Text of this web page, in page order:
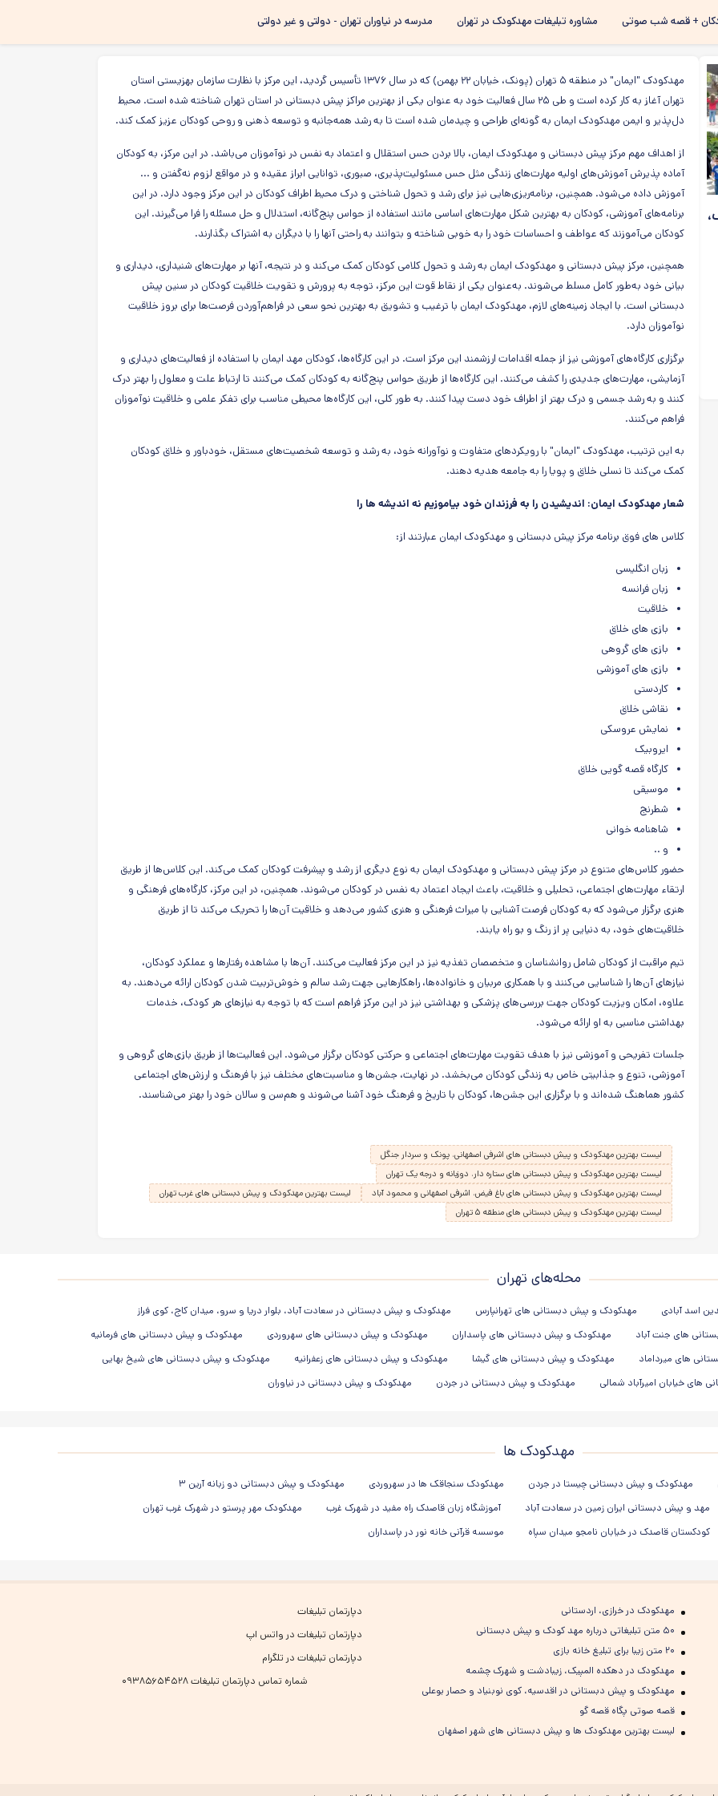
محتوای
اصلی
+ قصه شب صوتی مشاوره تبلیغات مهدکودک در تهران مدرسه در نیاوران تهران - دولتی و غیر دولتی
مهدکودک "ایمان" در منطقه ۵ تهران (پونک، خیابان ۲۲ بهمن) که در سال ۱۳۷۶ تأسیس گردید، این مرکز با نظارت سازمان بهزیستی استان
تهران آغاز به کار کرده است و طی ۲۵ سال فعالیت خود به عنوان یکی از بهترین مراکز پیش دبستانی در استان تهران شناخته شده است. محیط
دل‌پذیر و ایمن مهدکودک ایمان به گونه‌ای طراحی و چیدمان شده است تا به رشد همه‌جانبه و توسعه ذهنی و روحی کودکان عزیز کمک کند.
از اهداف مهم مرکز پیش دبستانی و مهدکودک ایمان، بالا بردن حس استقلال و اعتماد به نفس در نوآموزان می‌باشد. در این مرکز، به کودکان
آماده پذیرش آموزش‌های اولیه مهارت‌های زندگی مثل حس مسئولیت‌پذیری، صبوری، توانایی ابراز عقیده و در مواقع لزوم نه‌گفتن و ...
آموزش داده می‌شود. همچنین، برنامه‌ریزی‌هایی نیز برای رشد و تحول شناختی و درک محیط اطراف کودکان در این مرکز وجود دارد. در این
برنامه‌های آموزشی، کودکان به بهترین شکل مهارت‌های اساسی مانند استفاده از حواس پنج‌گانه، استدلال و حل مسئله را فرا می‌گیرند. این
کودکان می‌آموزند که عواطف و احساسات خود را به خوبی شناخته و بتوانند به راحتی آنها را با دیگران به اشتراک بگذارند.
همچنین، مرکز پیش دبستانی و مهدکودک ایمان به رشد و تحول کلامی کودکان کمک می‌کند و در نتیجه، آنها بر مهارت‌های شنیداری، دیداری و
بیانی خود به‌طور کامل مسلط می‌شوند. به‌عنوان یکی از نقاط قوت این مرکز، توجه به پرورش و تقویت خلاقیت کودکان در سنین پیش
دبستانی است. با ایجاد زمینه‌های لازم، مهدکودک ایمان با ترغیب و تشویق به بهترین نحو سعی در فراهم‌آوردن فرصت‌ها برای بروز خلاقیت
نوآموزان دارد.
برگزاری کارگاه‌های آموزشی نیز از جمله اقدامات ارزشمند این مرکز است. در این کارگاه‌ها، کودکان مهد ایمان با استفاده از فعالیت‌های دیداری و
آزمایشی، مهارت‌های جدیدی را کشف می‌کنند. این کارگاه‌ها از طریق حواس پنج‌گانه به کودکان کمک می‌کنند تا ارتباط علت و معلول را بهتر درک
کنند و به رشد جسمی و درک بهتر از اطراف خود دست پیدا کنند. به طور کلی، این کارگاه‌ها محیطی مناسب برای تفکر علمی و خلاقیت نوآموزان
فراهم می‌کنند.
به این ترتیب، مهدکودک "ایمان" با رویکرد‌های متفاوت و نوآورانه خود، به رشد و توسعه شخصیت‌های مستقل، خودباور و خلاق کودکان
کمک می‌کند تا نسلی خلاق و پویا را به جامعه هدیه دهند.
شعار مهدکودک ایمان: اندیشیدن را به فرزندان خود بیاموزیم نه اندیشه ها را
کلاس های فوق برنامه مرکز پیش دبستانی و مهدکودک ایمان عبارتند از:
زبان انگلیسی
زبان فرانسه
خلاقیت
بازی های خلاق
بازی های گروهی
بازی های آموزشی
کاردستی
نقاشی خلاق
نمایش عروسکی
ایروبیک
کارگاه قصه گویی خلاق
موسیقی
شطرنج
شاهنامه خوانی
و ..
حضور کلاس‌های متنوع در مرکز پیش دبستانی و مهدکودک ایمان به نوع دیگری از رشد و پیشرفت کودکان کمک می‌کند. این کلاس‌ها از طریق
ارتقاء مهارت‌های اجتماعی، تحلیلی و خلاقیت، باعث ایجاد اعتماد به نفس در کودکان می‌شوند. همچنین، در این مرکز، کارگاه‌های فرهنگی و
هنری برگزار می‌شود که به کودکان فرصت آشنایی با میراث فرهنگی و هنری کشور می‌دهد و خلاقیت آن‌ها را تحریک می‌کند تا از طریق
خلاقیت‌های خود، به دنیایی پر از رنگ و بو راه یابند.
تیم مراقبت از کودکان شامل روانشناسان و متخصصان تغذیه نیز در این مرکز فعالیت می‌کنند. آن‌ها با مشاهده رفتارها و عملکرد کودکان،
نیازهای آن‌ها را شناسایی می‌کنند و با همکاری مربیان و خانواده‌ها، راهکارهایی جهت رشد سالم و خوش‌تربیت شدن کودکان ارائه می‌دهند. به
علاوه، امکان ویزیت کودکان جهت بررسی‌های پزشکی و بهداشتی نیز در این مرکز فراهم است که با توجه به نیازهای هر کودک، خدمات
بهداشتی مناسبی به او ارائه می‌شود.
جلسات تفریحی و آموزشی نیز با هدف تقویت مهارت‌های اجتماعی و حرکتی کودکان برگزار می‌شود. این فعالیت‌ها از طریق بازی‌های گروهی و
آموزشی، تنوع و جذابیتی خاص به زندگی کودکان می‌بخشد. در نهایت، جشن‌ها و مناسبت‌های مختلف نیز با فرهنگ و ارزش‌های اجتماعی
کشور هماهنگ شده‌اند و با برگزاری این جشن‌ها، کودکان با تاریخ و فرهنگ خود آشنا می‌شوند و هم‌سن و سالان خود را بهتر می‌شناسند.
لیست بهترین مهدکودک و پیش دبستانی های اشرفی اصفهانی، پونک و سردار جنگل
لیست بهترین مهدکودک و پیش دبستانی های ستاره دار، دوزبانه و درجه یک تهران
لیست بهترین مهدکودک و پیش دبستانی های باغ فیض، اشرفی اصفهانی و محمود آباد
لیست بهترین مهدکودک و پیش دبستانی های غرب تهران
لیست بهترین مهدکودک و پیش دبستانی های منطقه ۵ تهران
محله‌های تهران
اسد آبادی مهدکودک و پیش دبستانی های تهرانپارس
مهدکودک و پیش دبستانی در سعادت آباد، بلوار دریا و سرو، میدان کاج، کوی فراز
های جنت آباد مهدکودک و پیش دبستانی های پاسداران مهدکودک و پیش دبستانی های سهروردی
مهدکودک و پیش دبستانی های فرمانیه
های میرداماد مهدکودک و پیش دبستانی های گیشا مهدکودک و پیش دبستانی های زعفرانیه
مهدکودک و پیش دبستانی های شیخ بهایی
های خیابان امیرآباد شمالی
مهدکودک و پیش دبستانی در جردن مهدکودک و پیش دبستانی در نیاوران
مهدکودک ها
مهدکودک و پیش دبستانی چیستا در جردن مهدکودک سنجاقک ها در سهروردی
مهدکودک و پیش دبستانی دو زبانه آرین ۳
مهد و پیش دبستانی ایران زمین در سعادت آباد آموزشگاه زبان قاصدک راه مفید در شهرک غرب
مهدکودک مهر پرستو در شهرک غرب تهران
کودکستان قاصدک در خیابان نامجو میدان سپاه
موسسه قرآنی خانه نور در پاسداران
مهدکودک در خرازی، اردستانی
۵۰ متن تبلیغاتی درباره مهد کودک و پیش دبستانی
۲۰ متن زیبا برای تبلیغ خانه بازی
مهدکودک در دهکده المپیک، زیبادشت و شهرک چشمه
مهدکودک و پیش دبستانی در اقدسیه، کوی نوبنیاد و حصار بوعلی
قصه صوتی پگاه قصه گو
لیست بهترین مهدکودک ها و پیش دبستانی های شهر اصفهان
دپارتمان تبلیغات
دپارتمان تبلیغات در واتس اپ
دپارتمان تبلیغات در تلگرام
شماره تماس دپارتمان تبلیغات ۰۹۳۸۵۶۵۴۵۲۸